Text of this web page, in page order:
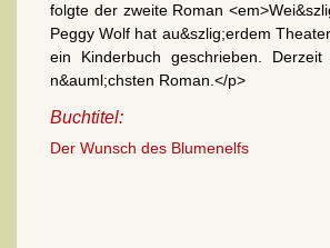
folgte der zweite Roman
Peggy Wolf hat au&szlig;erdem
ein Kinderbuch geschrieben.
n&auml;chsten Roman.</p>
Buchtitel:
Der Wunsch des Blumenelfs